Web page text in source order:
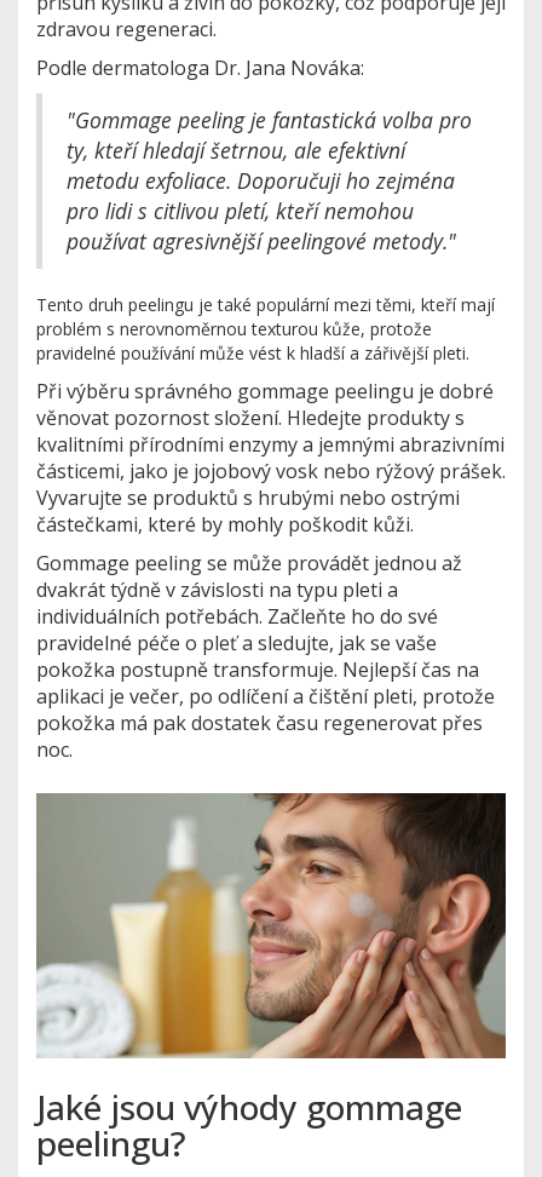
zdravou regeneraci.
Podle dermatologa Dr. Jana Nováka:
"Gommage peeling je fantastická volba pro
ty, kteří hledají šetrnou, ale efektivní
metodu exfoliace. Doporučuji ho zejména
pro lidi s citlivou pletí, kteří nemohou
používat agresivnější peelingové metody."
Tento druh peelingu je také populární mezi těmi, kteří mají
problém s nerovnoměrnou texturou kůže, protože
pravidelné používání může vést k hladší a zářivější pleti.
Při výběru správného gommage peelingu je dobré
věnovat pozornost složení. Hledejte produkty s
kvalitními přírodními enzymy a jemnými abrazivními
částicemi, jako je jojobový vosk nebo rýžový prášek.
Vyvarujte se produktů s hrubými nebo ostrými
částečkami, které by mohly poškodit kůži.
Gommage peeling se může provádět jednou až
dvakrát týdně v závislosti na typu pleti a
individuálních potřebách. Začleňte ho do své
pravidelné péče o pleť a sledujte, jak se vaše
pokožka postupně transformuje. Nejlepší čas na
aplikaci je večer, po odlíčení a čištění pleti, protože
pokožka má pak dostatek času regenerovat přes
noc.
Jaké jsou výhody gommage
peelingu?